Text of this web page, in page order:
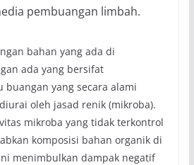
pembuangan limbah.
bahan yang ada di
ada yang bersifat
buangan yang secara alami
oleh jasad renik (mikroba).
mikroba yang tidak terkontrol
komposisi bahan organik di
menimbulkan dampak negatif